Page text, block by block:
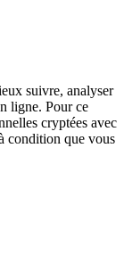
suivre, analyser
ligne. Pour ce
cryptées avec
condition que vous